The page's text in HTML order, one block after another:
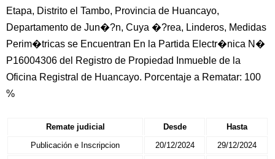
Etapa, Distrito el Tambo, Provincia de Huancayo,
Departamento de Jun�?n, Cuya �?rea, Linderos, Medidas
Perim�tricas se Encuentran En la Partida Electr�nica N�
P16004306 del Registro de Propiedad Inmueble de la
Oficina Registral de Huancayo. Porcentaje a Rematar: 100
%
Remate judicial Desde
Hasta
Publicación e Inscripcion
20/12/2024 29/12/2024